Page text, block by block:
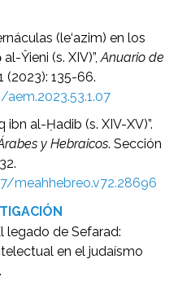
(le‘azim) en los
Ŷieni (s. XIV)”,Anuario de
(2023): 135-66.
al-Ḥadib (s. XIV-XV)”.
y Hebraicos. Sección
meahhebreo.v72.28696
legado de Sefarad:
en el judaísmo